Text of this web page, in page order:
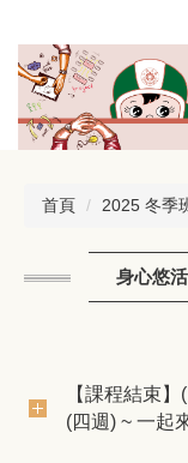
到
主
內
首頁
2025 冬季
身心悠
【課程結束
(四週) ~ 一起